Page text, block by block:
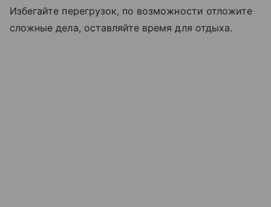
Избегайте перегрузок, по возможности отложите
сложные дела, оставляйте время для отдыха.